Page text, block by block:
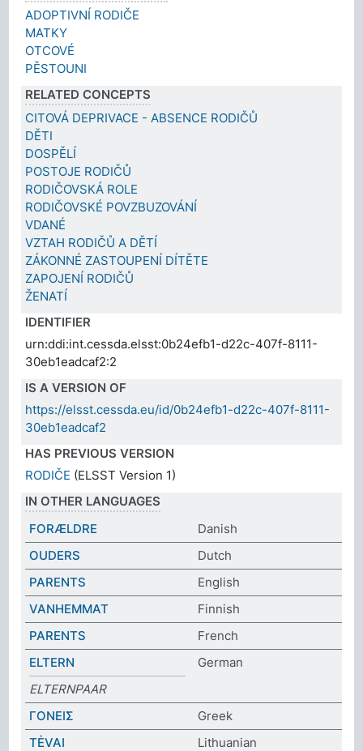
ADOPTIVNÍ RODIČE
MATKY
OTCOVÉ
PĚSTOUNI
RELATED CONCEPTS
CITOVÁ DEPRIVACE - ABSENCE RODIČŮ
DĚTI
DOSPĚLÍ
POSTOJE RODIČŮ
RODIČOVSKÁ ROLE
RODIČOVSKÉ POVZBUZOVÁNÍ
VDANÉ
VZTAH RODIČŮ A DĚTÍ
ZÁKONNÉ ZASTOUPENÍ DÍTĚTE
ZAPOJENÍ RODIČŮ
ŽENATÍ
IDENTIFIER
urn:ddi:int.cessda.elsst:0b24efb1-d22c-407f-8111-
30eb1eadcaf2:2
IS A VERSION OF
https://elsst.cessda.eu/id/0b24efb1-d22c-407f-8111-
30eb1eadcaf2
HAS PREVIOUS VERSION
RODIČE (ELSST Version 1)
IN OTHER LANGUAGES
FORÆLDRE
Danish
OUDERS
Dutch
PARENTS
English
VANHEMMAT
Finnish
PARENTS
French
ELTERN
German
ELTERNPAAR
ΓΟΝΕΙΣ
Greek
TĖVAI
Lithuanian